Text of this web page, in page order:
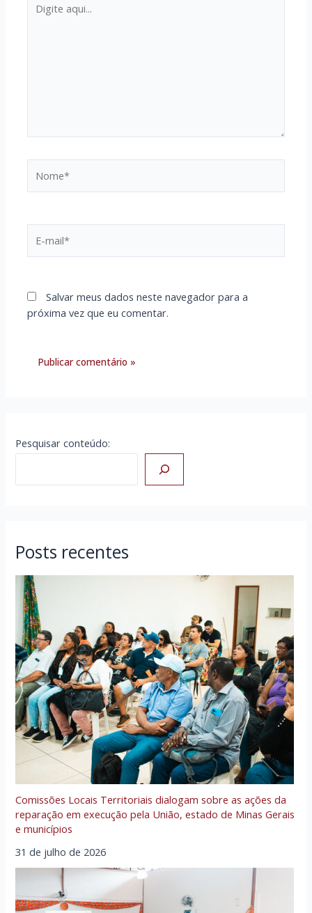
aqui...
mail*
Salvar meus dados neste navegador para a
próxima vez que eu comentar.
Pesquisar conteúdo:
Posts recentes
Comissões Locais Territoriais dialogam sobre as ações da
reparação em execução pela União, estado de Minas Gerais
e municípios
31 de julho de 2026